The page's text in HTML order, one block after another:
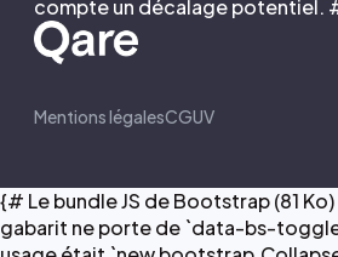
compte un décalage potentiel.
Mentions légalesCGUV
{# Le bundle JS de Bootstrap (81
gabarit ne porte de `data-bs-